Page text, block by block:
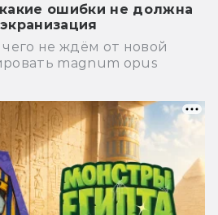
ошибки не должна
не ждём от новой
magnum opus